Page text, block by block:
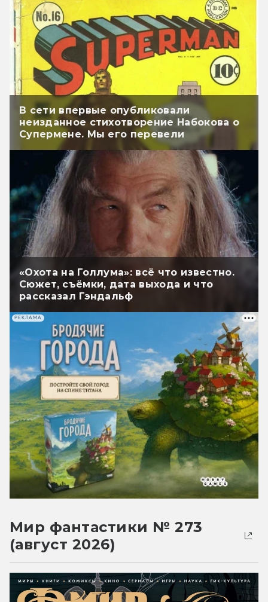
В сети впервые опубликовали
неизданное стихотворение Набокова о
Супермене. Мы его перевели
«Охота на Голлума»: всё что известно.
Сюжет, съёмки, дата выхода и что
рассказал Гэндальф
РЕКЛАМА
Мир фантастики № 273
(август 2026)